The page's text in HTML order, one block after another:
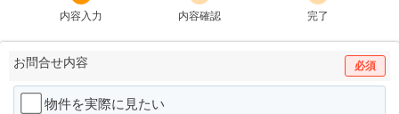
内容入力
内容確認
完了
お問合せ内容 必須
物件を実際に見たい